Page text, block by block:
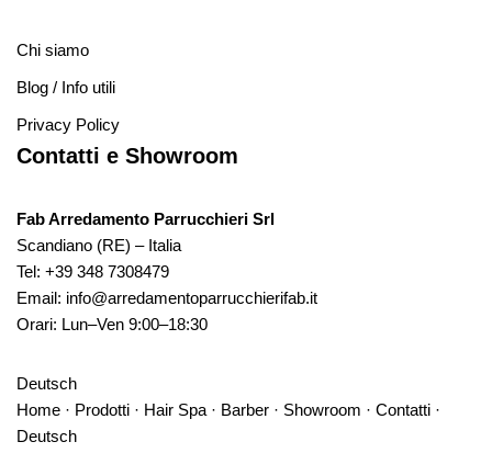
Chi siamo
Blog / Info utili
Privacy Policy
Contatti e Showroom
Fab Arredamento Parrucchieri Srl
Scandiano (RE) – Italia
Tel: +39 348 7308479
Email: info@arredamentoparrucchierifab.it
Orari: Lun–Ven 9:00–18:30
Deutsch
Home · Prodotti · Hair Spa · Barber · Showroom · Contatti ·
Deutsch